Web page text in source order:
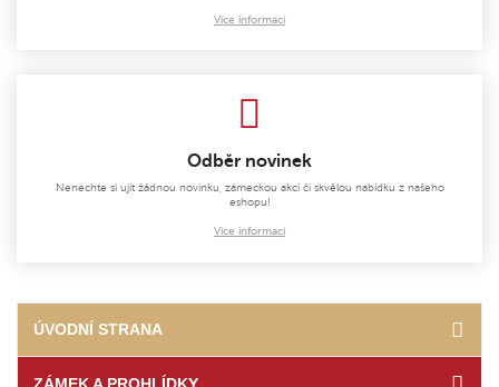
Více informací
Odběr novinek
Nenechte si ujít žádnou novinku, zámeckou akci či skvělou nabídku z našeho
eshopu!
Více informací
ÚVODNÍ STRANA
ZÁMEK A PROHLÍDKY